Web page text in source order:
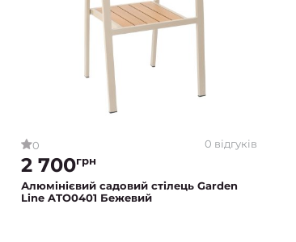
0 0 відгуків
2 700грн
Алюмінієвий садовий стілець Garden
Line ATO0401 Бежевий